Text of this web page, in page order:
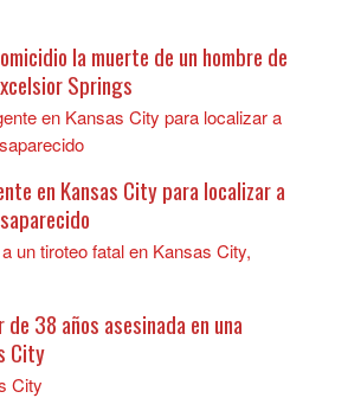
la muerte de un hombre de
Springs
en Kansas City para localizar a
38 años asesinada en una
City